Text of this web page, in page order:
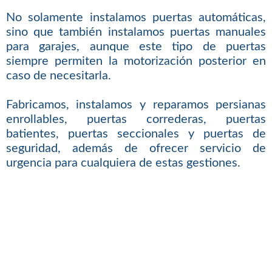
No solamente instalamos puertas automáticas,
sino que también instalamos puertas manuales
para garajes, aunque este tipo de puertas
siempre permiten la motorización posterior en
caso de necesitarla.
Fabricamos, instalamos y reparamos persianas
enrollables, puertas correderas, puertas
batientes, puertas seccionales y puertas de
seguridad, además de ofrecer servicio de
urgencia para cualquiera de estas gestiones.